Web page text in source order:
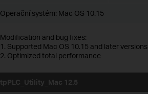
Operační systém: Mac OS 10.15
Modification and bug fixes:
1. Supported Mac OS 10.15 and later versions
2. Optimized total performance
tpPLC_Utility_Mac 12.5